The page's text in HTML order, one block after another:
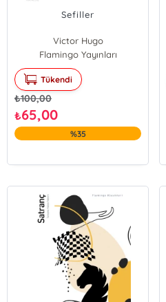
Sefiller
Victor Hugo
Flamingo Yayınları
Tükendi
₺100,00
₺65,00
%35